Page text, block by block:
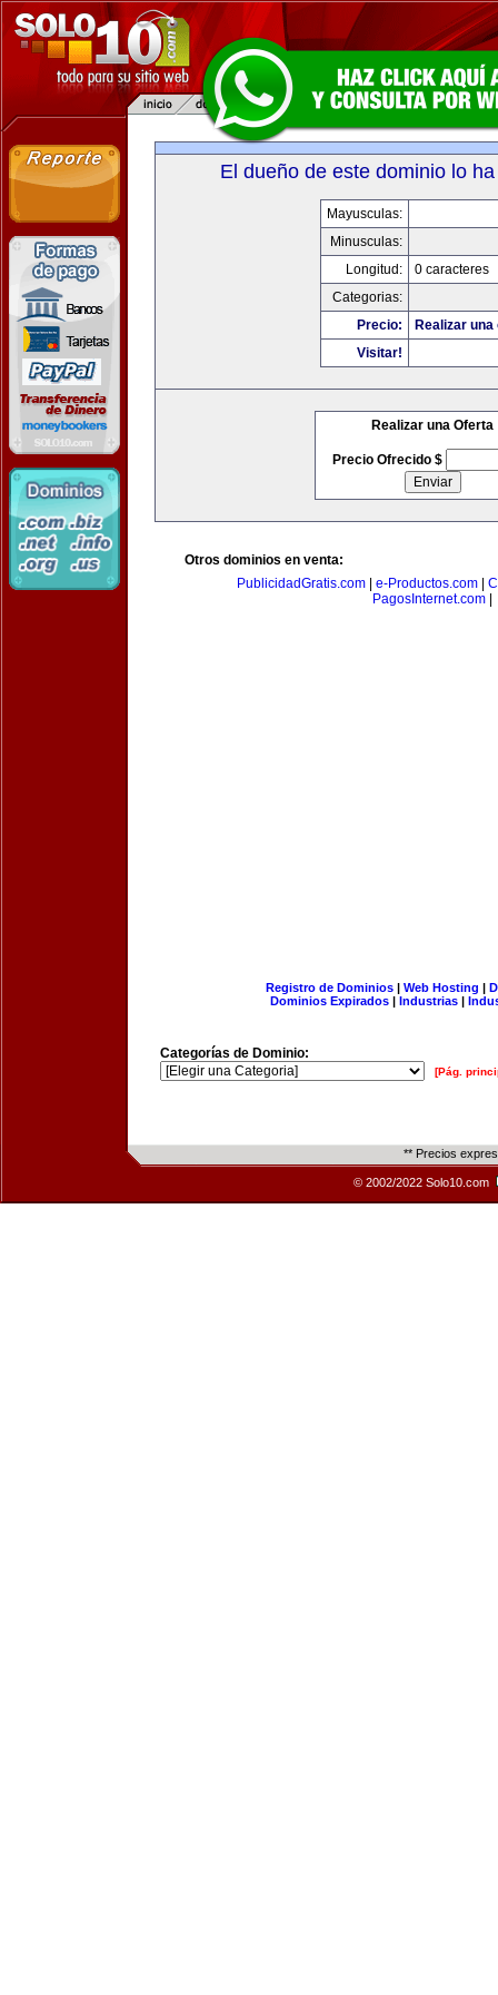
El dueño de este dominio lo
Mayusculas:
Minusculas:
Longitud:
0 caracteres
Categorias:
Precio:
Realizar
Visitar!
Realizar una Oferta
Precio Ofrecido $
Otros dominios en venta:
PublicidadGratis.com
e-Productos.com
PagosInternet.com
Registro de Dominios| Web Hosting |
Dominios Expirados | Industrias |
Categorías de Dominio:
[Pág.
** Precios
© 2002/2022 Solo10.com